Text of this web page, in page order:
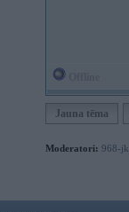
Jauna tēma
Moderatori: 968-jk